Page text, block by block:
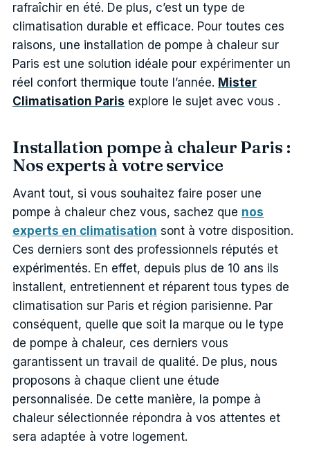
rafraîchir en été. De plus, c’est un type de
climatisation durable et efficace. Pour toutes ces
raisons, une installation de pompe à chaleur sur
Paris est une solution idéale pour expérimenter un
réel confort thermique toute l’année. Mister
Climatisation Paris explore le sujet avec vous .
Installation pompe à chaleur Paris :
Nos experts à votre service
Avant tout, si vous souhaitez faire poser une
pompe à chaleur chez vous, sachez que nos
experts en climatisation sont à votre disposition.
Ces derniers sont des professionnels réputés et
expérimentés. En effet, depuis plus de 10 ans ils
installent, entretiennent et réparent tous types de
climatisation sur Paris et région parisienne. Par
conséquent, quelle que soit la marque ou le type
de pompe à chaleur, ces derniers vous
garantissent un travail de qualité. De plus, nous
proposons à chaque client une étude
personnalisée. De cette manière, la pompe à
chaleur sélectionnée répondra à vos attentes et
sera adaptée à votre logement.